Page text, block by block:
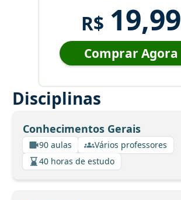
R$ 19,99
Comprar Agora
Disciplinas
Conhecimentos Gerais
90 aulas
Vários professores
40 horas de estudo